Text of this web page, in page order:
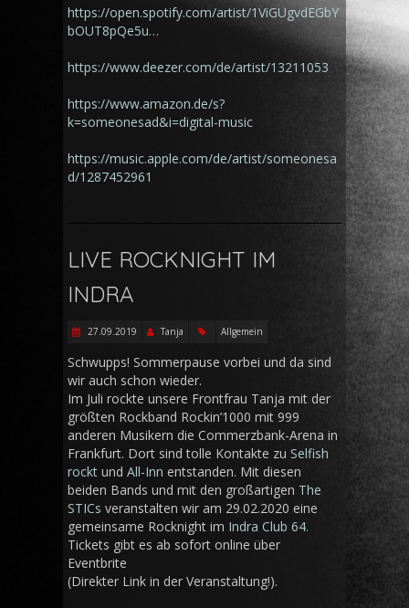
https://open.spotify.com/artist/1ViGUgvdEGbY
bOUT8pQe5u…
https://www.deezer.com/de/artist/13211053
https://www.amazon.de/s?
k=someonesad&i=digital-music
https://music.apple.com/de/artist/someonesa
d/1287452961
LIVE ROCKNIGHT IM
INDRA
27.09.2019 Tanja Allgemein
Schwupps! Sommerpause vorbei und da sind
wir auch schon wieder.
Im Juli rockte unsere Frontfrau Tanja mit der
größten Rockband Rockin’1000 mit 999
anderen Musikern die Commerzbank-Arena in
Frankfurt. Dort sind tolle Kontakte zu Selfish
rockt und All-Inn entstanden. Mit diesen
beiden Bands und mit den großartigen The
STICs veranstalten wir am 29.02.2020 eine
gemeinsame Rocknight im Indra Club 64.
Tickets gibt es ab sofort online über
Eventbrite
(Direkter Link in der Veranstaltung!).